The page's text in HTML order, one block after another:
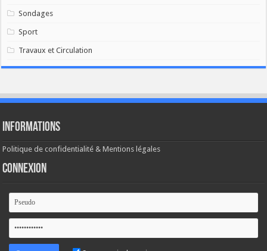
Sondages
Sport
Travaux et Circulation
Informations
Politique de confidentialité & Mentions légales
Connexion